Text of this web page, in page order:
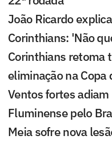
João Ricardo
Corinthians: 'Não
Corinthians retoma
eliminação na Copa
Ventos fortes
Fluminense pelo
Meia sofre nova